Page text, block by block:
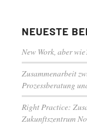
NEUESTE
New Work, aber
Zusammenarbeit
Prozessberatung
Right Practice:
Zukunftszentrum